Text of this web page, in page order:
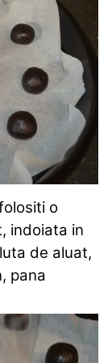
o
indoiata in
de aluat,
pana